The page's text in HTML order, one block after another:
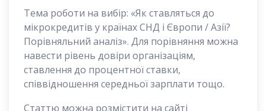
Тема роботи на вибір: «Як ставляться до
мікрокредитів у країнах СНД і Європи / Азії?
Порівняльний аналіз». Для порівняння можна
навести рівень довіри організаціям,
ставлення до процентної ставки,
співвідношення середньої зарплати тощо.
Статтю можна розмістити на сайті